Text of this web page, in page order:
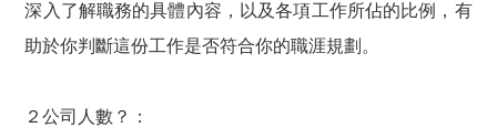
深入了解職務的具體內容，以及各項工作所佔的比例，有
助於你判斷這份工作是否符合你的職涯規劃。
２公司人數？：